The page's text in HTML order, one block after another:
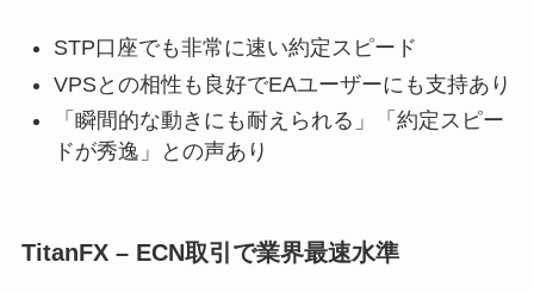
STP口座でも非常に速い約定スピード
VPSとの相性も良好でEAユーザーにも支持あり
「瞬間的な動きにも耐えられる」「約定スピー
ドが秀逸」との声あり
TitanFX – ECN取引で業界最速水準